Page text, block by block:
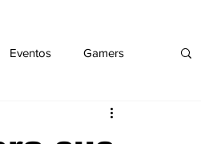
Eventos Gamers